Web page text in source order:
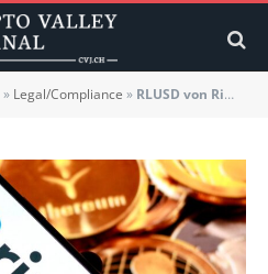
» Legal/Compliance » RLUSD von Ripple erhält regulatorische Freigabe in Abu Dhabi